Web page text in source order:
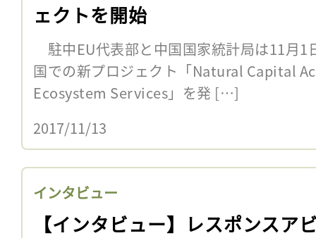
ェクトを開始
駐中EU代表部と中国国家統計局は11月1
国での新プロジェクト「Natural Capital
Ecosystem Services」を発 […]
2017/11/13
インタビュー
【インタビュー】レスポンスア